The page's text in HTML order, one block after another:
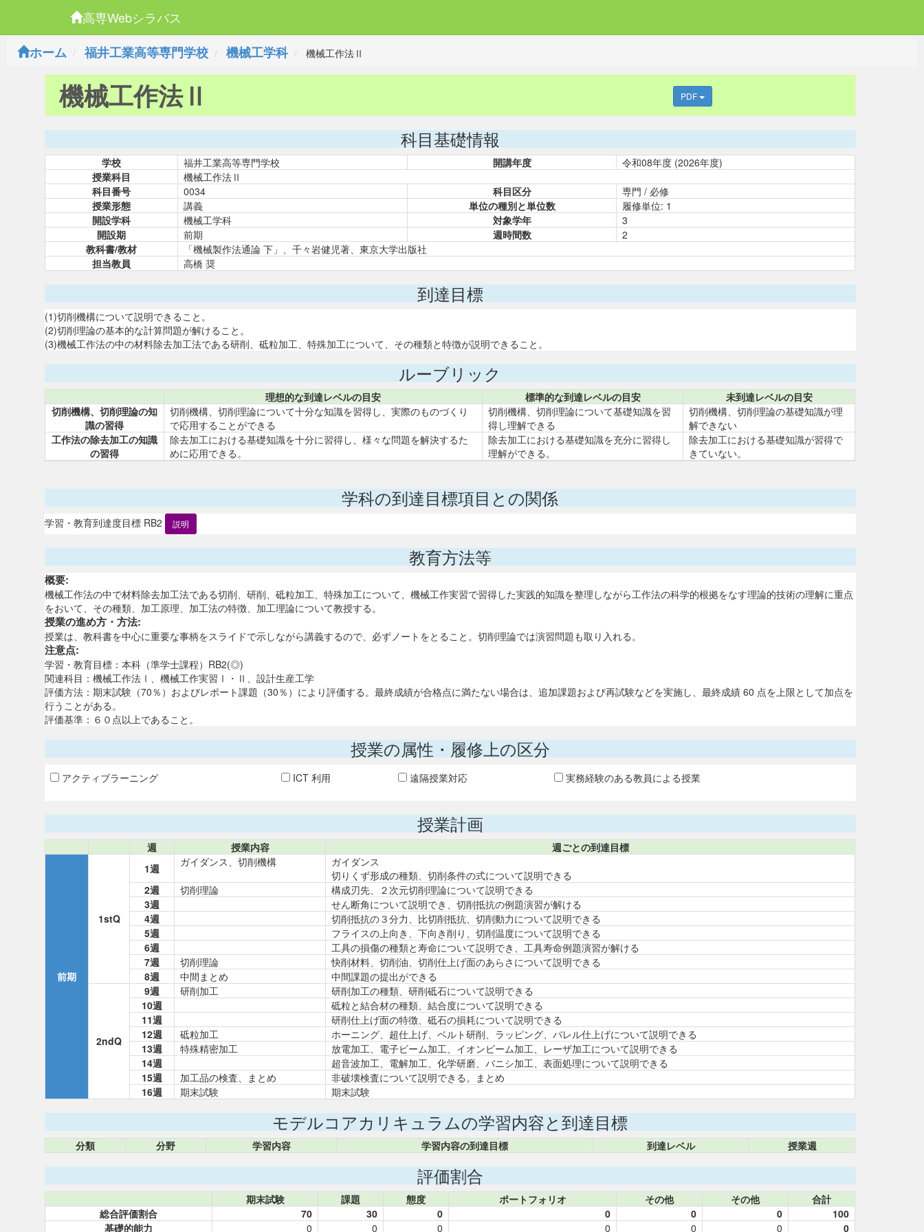
高専Webシラバス
ホーム
福井工業高等専門学校 機械工学科 機械工作法Ⅱ
機械工作法Ⅱ PDF
科目基礎情報
学校 福井工業高等専門学校 開講年度
令和08年度 (2026年度)
授業科目
機械工作法Ⅱ
科目番号
0034 科目区分
専門 / 必修
授業形態
講義 単位の種別と単位数
履修単位: 1
開設学科
機械工学科 対象学年
3
開設期
前期 週時間数
2
教科書/教材
「機械製作法通論 下」、千々岩健児著、東京大学出版社
担当教員
高橋 奨
到達目標
(1)切削機構について説明できること。
(2)切削理論の基本的な計算問題が解けること。
(3)機械工作法の中の材料除去加工法である研削、砥粒加工、特殊加工について、その種類と特徴が説明できること。
ルーブリック
理想的な到達レベルの目安 標準的な到達レベルの目安
未到達レベルの目安
切削機構、切削理論の知
識の習得
切削機構、切削理論について十分な知識を習得し、実際のものづくり
で応用することができる
切削機構、切削理論について基礎知識を習
得し理解できる
切削機構、切削理論の基礎知識が理
解できない
工作法の除去加工の知識
の習得
除去加工における基礎知識を十分に習得し、様々な問題を解決するた
めに応用できる。
除去加工における基礎知識を充分に習得し
理解ができる。
除去加工における基礎知識が習得で
きていない。
学科の到達目標項目との関係
学習・教育到達度目標 RB2 説明
教育方法等
概要:
機械工作法の中で材料除去加工法である切削、研削、砥粒加工、特殊加工について、機械工作実習で習得した実践的知識を整理しながら工作法の科学的根拠をなす理論的技術の理解に重点
をおいて、その種類、加工原理、加工法の特徴、加工理論について教授する。
授業の進め方・方法:
授業は、教科書を中心に重要な事柄をスライドで示しながら講義するので、必ずノートをとること。切削理論では演習問題も取り入れる。
注意点:
学習・教育目標：本科（準学士課程）RB2(◎)
関連科目：機械工作法Ⅰ、機械工作実習Ⅰ・Ⅱ、設計生産工学
評価方法：期末試験（70％）およびレポート課題（30％）により評価する。最終成績が合格点に満たない場合は、追加課題および再試験などを実施し、最終成績 60 点を上限として加点を
行うことがある。
評価基準：６０点以上であること。
授業の属性・履修上の区分
アクティブラーニング ICT 利用 遠隔授業対応 実務経験のある教員による授業
授業計画
週 授業内容 週ごとの到達目標
前期
1stQ
1週 ガイダンス、切削機構
ガイダンス
切りくず形成の種類、切削条件の式について説明できる
2週
切削理論
構成刃先、２次元切削理論について説明できる
3週
せん断角について説明でき、切削抵抗の例題演習が解ける
4週
切削抵抗の３分力、比切削抵抗、切削動力について説明できる
5週
フライスの上向き、下向き削り、切削温度について説明できる
6週
工具の損傷の種類と寿命について説明でき、工具寿命例題演習が解ける
7週
切削理論
快削材料、切削油、切削仕上げ面のあらさについて説明できる
8週
中間まとめ 中間課題の提出ができる
2ndQ
9週 研削加工
研削加工の種類、研削砥石について説明できる
10週
砥粒と結合材の種類、結合度について説明できる
11週
研削仕上げ面の特徴、砥石の損耗について説明できる
12週
砥粒加工
ホーニング、超仕上げ、ベルト研削、ラッピング、バレル仕上げについて説明できる
13週
特殊精密加工
放電加工、電子ビーム加工、イオンビーム加工、レーザ加工について説明できる
14週
超音波加工、電解加工、化学研磨、バニシ加工、表面処理について説明できる
15週
加工品の検査、まとめ
非破壊検査について説明できる。まとめ
16週
期末試験 期末試験
モデルコアカリキュラムの学習内容と到達目標
分類 分野 学習内容 学習内容の到達目標 到達レベル 授業週
評価割合
期末試験 課題 態度 ポートフォリオ その他 その他
合計
総合評価割合
70 30 0 0 0 0
100
基礎的能力
0 0 0 0 0 0 0